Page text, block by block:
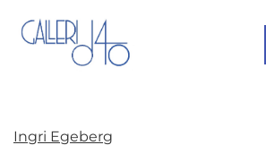
Ingri Egeberg